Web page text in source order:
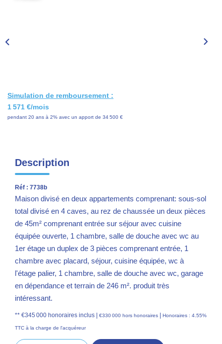
CONTACT
Simulation de remboursement :
1 571 €/mois
pendant 20 ans à 2% avec un apport de 34 500 €
Description
Réf : 7738b
Maison divisé en deux appartements comprenant: sous-sol
total divisé en 4 caves, au rez de chaussée un deux pièces
de 45m² comprenant entrée sur séjour avec cuisine
équipée ouverte, 1 chambre, salle de douche avec wc au
1er étage un duplex de 3 pièces comprenant entrée, 1
chambre avec placard, séjour, cuisine équipée, wc à
l'étage palier, 1 chambre, salle de douche avec wc, garage
en dépendance et terrain de 246 m². produit très
intéressant.
** €345 000 honoraires inclus | €330 000 hors honoraires | Honoraires : 4.55%
TTC à la charge de l'acquéreur